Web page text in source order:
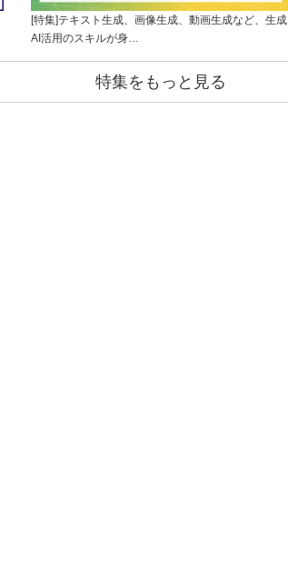
[特集]テキスト生成、画像生成、動画生成など、生成
AI活用のスキルが身…
特集をもっと見る